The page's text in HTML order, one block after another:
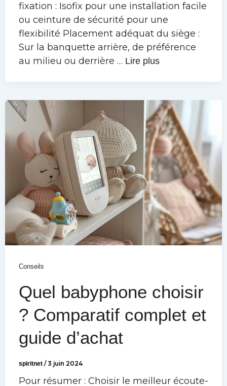
fixation : Isofix pour une installation facile
ou ceinture de sécurité pour une
flexibilité Placement adéquat du siège :
Sur la banquette arrière, de préférence
au milieu ou derrière … Lire plus
Conseils
Quel babyphone choisir
? Comparatif complet et
guide d’achat
spiritnet / 3 juin 2024
Pour résumer : Choisir le meilleur écoute-